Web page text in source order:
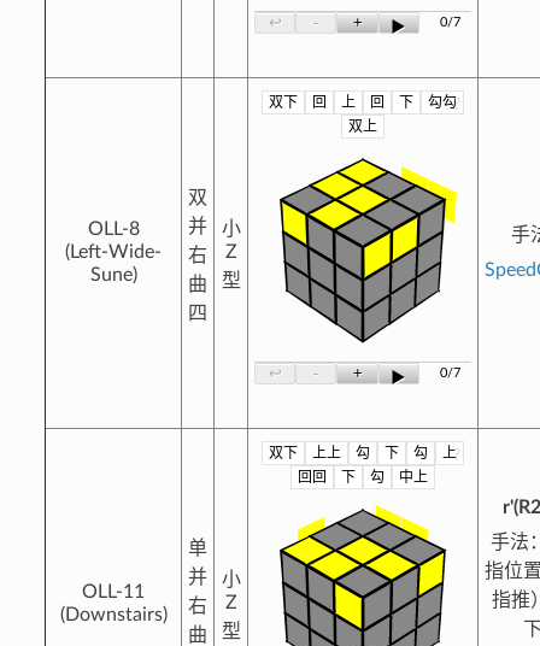
↩ - + ▶ 0/7
OLL-8
(Left-Wide-
Sune)
双
并
右
曲
四
小
Z
型
双下 回 上 回 下
勾勾
双上
?
↩ - + ▶ 0/7
手
OLL-11
(Downstairs)
单
并
右
曲
小
Z
型
双下 上上 勾 下 勾
上
回回
下 勾 中上
?
手法
指位
指推